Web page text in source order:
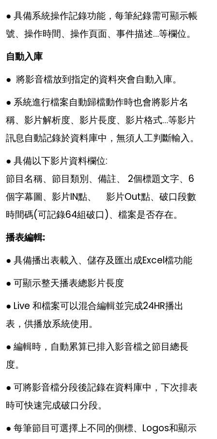
● 具備系統操作記錄功能，每筆紀錄需可顯示帳
號、操作時間、操作頁面、事件描述…等欄位。
自動入庫
● 將影音檔放到指定的資料夾會自動入庫。
● 系統進行檔案自動歸檔動作時也會將影片名
稱、影片解析度、影片長度、影片格式…等影片
訊息自動記錄於資料庫中，無須人工判斷輸入。
● 具備以下影片資料欄位:
節目名稱、節目類別、備註、 2個標題文字、6
個字幕圖、影片IN點、 影片Out點、破口段數
時間碼(可記錄64組破口)、檔案是否存在。
播表編輯:
● 具備播出表載入、儲存及匯出成Excel檔功能
● 可顯示整天播表總影片長度
● Live 和檔案可以混合編輯並完成24HR播出
表，供播放系統使用。
● 編輯時，自動累算已排入影音檔之節目總長
度。
● 可將影音檔分段後記錄在資料庫中，下次排表
時可快速完成破口分段。
● 每筆節目可選擇上不同的側標、Logos和顯示